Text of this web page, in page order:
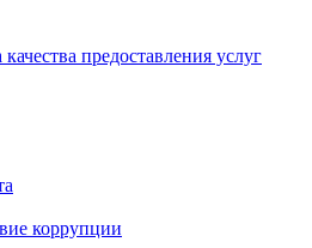
предоставления услуг
коррупции